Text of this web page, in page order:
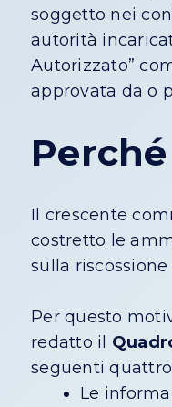
soggetto nei
autorità
Autorizzato”
approvata da o
Il crescente
costretto le
sulla
Per questo
redatto il
seguenti
Le